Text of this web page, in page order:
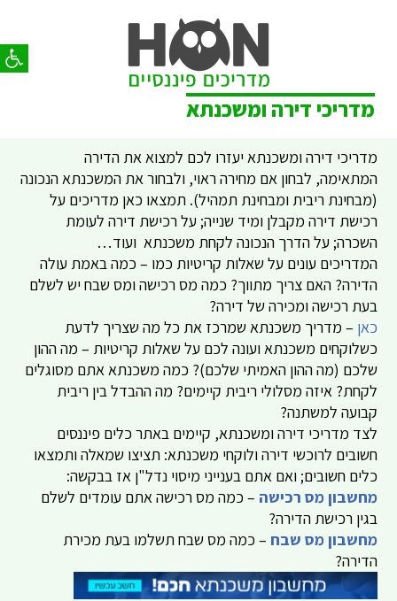
פתח
מדריכי דירה ומשכנתא
מדריכי דירה ומשכנתא יעזרו לכם למצוא את הדירה
המתאימה, לבחון אם מחירה ראוי, ולבחור את המשכנתא הנכונה
(מבחינת ריבית ומבחינת תמהיל). תמצאו כאן מדריכים על
רכישת דירה מקבלן ומיד שנייה; על רכישת דירה לעומת
השכרה; על הדרך הנכונה לקחת משכנתא ועוד…
המדריכים עונים על שאלות קריטיות כמו – כמה באמת עולה
הדירה? האם צריך מתווך? כמה מס רכישה ומס שבח יש לשלם
בעת רכישה ומכירה של דירה?
כאן – מדריך משכנתא שמרכז את כל מה שצריך לדעת
כשלוקחים משכנתא ועונה לכם על שאלות קריטיות – מה ההון
שלכם (מה ההון האמיתי שלכם)? כמה משכנתא אתם מסוגלים
לקחת? איזה מסלולי ריבית קיימים? מה ההבדל בין ריבית
קבועה למשתנה?
לצד מדריכי דירה ומשכנתא, קיימים באתר כלים פיננסים
חשובים לרוכשי דירה ולוקחי משכנתא: תציצו שמאלה ותמצאו
כלים חשובים; ואם אתם בענייני מיסוי נדל"ן אז בבקשה:
מחשבון מס רכישה – כמה מס רכישה אתם עומדים לשלם
בגין רכישת הדירה?
מחשבון מס שבח – כמה מס שבח תשלמו בעת מכירת
הדירה?